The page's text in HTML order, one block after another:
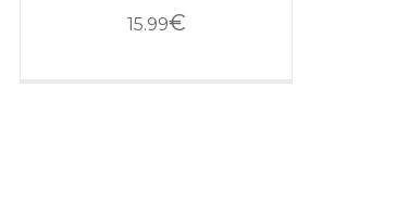
15.99€